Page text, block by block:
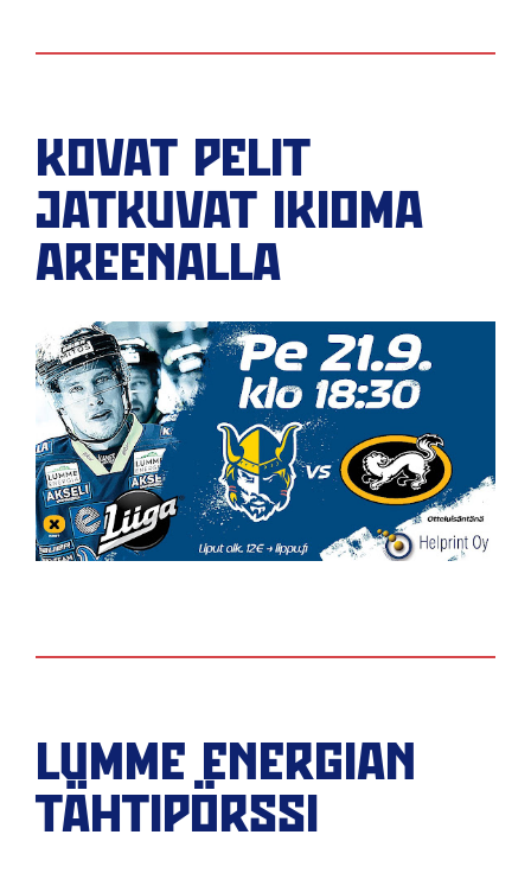
KOVAT PELIT
JATKUVAT IKIOMA
AREENALLA
LUMME ENERGIAN
TÄHTIPÖRSSI